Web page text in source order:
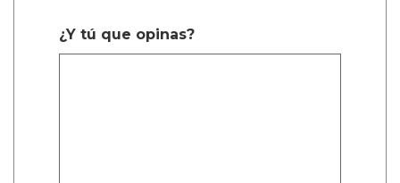
¿Y tú que opinas?